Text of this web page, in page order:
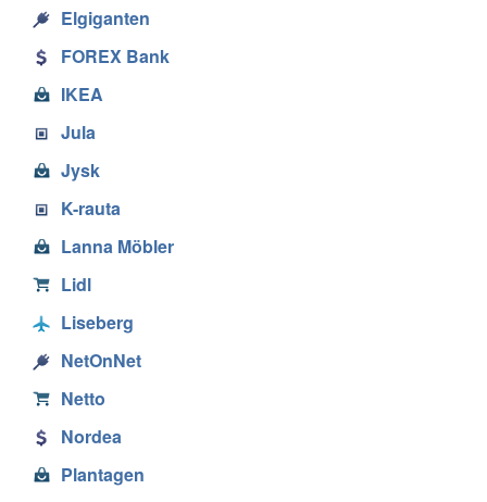
Elgiganten
FOREX Bank
IKEA
Jula
Jysk
K-rauta
Lanna Möbler
Lidl
Liseberg
NetOnNet
Netto
Nordea
Plantagen